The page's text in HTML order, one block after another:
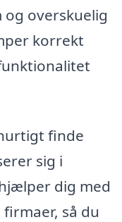
overskuelig
korrekt
finde
sig i
dig med
så du